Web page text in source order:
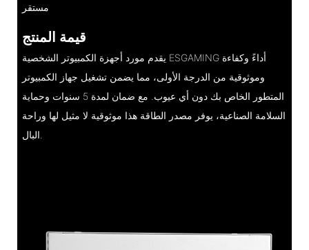
مستقر
قيمة المنتج
يقدم مورد أجهزة الكمبيوتر الشخصية ESGAMING أداءً وكفاءة
وموثوقية من الدرجة الأولى، مما يضمن تشغيل جهاز الكمبيوتر
المتطور الخاص بك دون أي عيوب. مع ضمان لمدة 5 سنوات وحماية
السلامة الصناعية، يوفر مصدر الطاقة هذا موثوقية لا مثيل لها وراحة